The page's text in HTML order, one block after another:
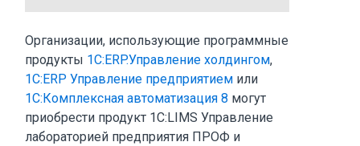
Организации, использующие программные
продукты 1С:ERP.Управление холдингом,
1С:ERP Управление предприятием или
1С:Комплексная автоматизация 8 могут
приобрести продукт 1С:LIMS Управление
лабораторией предприятия ПРОФ и